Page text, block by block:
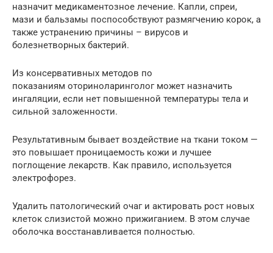
назначит медикаментозное лечение. Капли, спреи,
мази и бальзамы поспособствуют размягчению корок, а
также устранению причины – вирусов и
болезнетворных бактерий.
Из консервативных методов по
показаниям оториноларинголог может назначить
ингаляции, если нет повышенной температуры тела и
сильной заложенности.
Результативным бывает воздействие на ткани током —
это повышает проницаемость кожи и лучшее
поглощение лекарств. Как правило, используется
электрофорез.
Удалить патологический очаг и актировать рост новых
клеток слизистой можно прижиганием. В этом случае
оболочка восстанавливается полностью.